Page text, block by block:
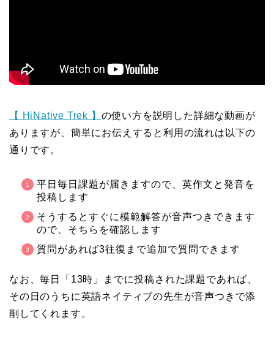
【 HiNative Trek 】 の使い方を説明した詳細な動画が
ありますが、簡単にお伝えすると利用の流れは以下の
通りです。
平日毎日課題が届きますので、英作文と発音を
投稿します
そうするとすぐに模範解答が音声つきできます
ので、そちらを確認します
質問があれば3往復まで追加で質問できます
なお、毎日「13時」までに投稿された課題であれば、
その日のうちに英語ネイティブの先生が音声つきで添
削してくれます。